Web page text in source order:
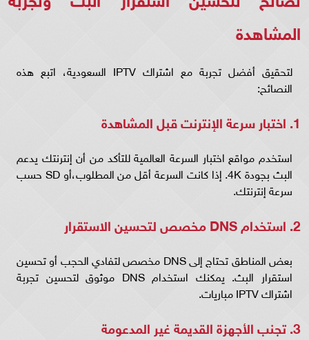
المشاهدة
لتحقيق أفضل تجربة مع اشتراك IPTV السعودية، اتبع هذه
النصائح:
1. اختبار سرعة الإنترنت قبل المشاهدة
استخدم مواقع اختبار السرعة العالمية للتأكد من أن إنترنتك يدعم
البث بجودة 4K. إذا كانت السرعة أقل من المطلوب،أو SD حسب
سرعة إنترنتك.
2. استخدام DNS مخصص لتحسين الاستقرار
بعض المناطق تحتاج إلى DNS مخصص لتفادي الحجب أو تحسين
استقرار البث. يمكنك استخدام DNS موثوق لتحسين تجربة
اشتراك IPTV مباريات.
3. تجنب الأجهزة القديمة غير المدعومة